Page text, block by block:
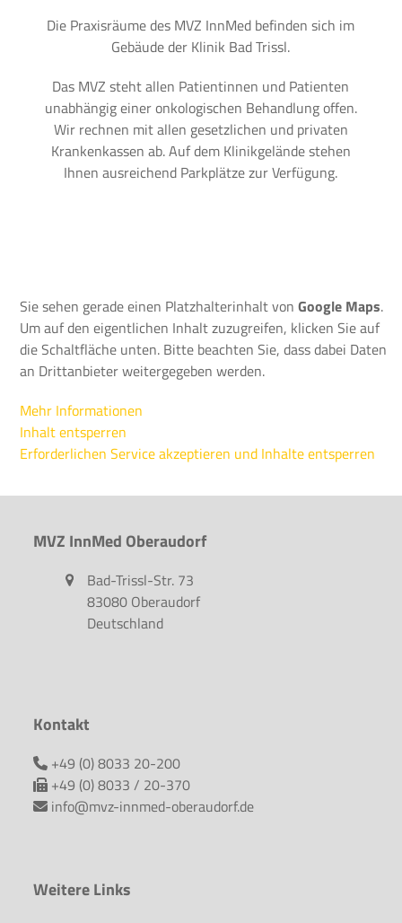
Die Praxisräume des MVZ InnMed befinden sich im
Gebäude der Klinik Bad Trissl.
Das MVZ steht allen Patientinnen und Patienten
unabhängig einer onkologischen Behandlung offen.
Wir rechnen mit allen gesetzlichen und privaten
Krankenkassen ab. Auf dem Klinikgelände stehen
Ihnen ausreichend Parkplätze zur Verfügung.
Sie sehen gerade einen Platzhalterinhalt vonGoogle Maps.
Um auf den eigentlichen Inhalt zuzugreifen, klicken Sie auf
die Schaltfläche unten. Bitte beachten Sie, dass dabei Daten
an Drittanbieter weitergegeben werden.
Mehr Informationen
Inhalt entsperren
Erforderlichen Service akzeptieren und Inhalte entsperren
MVZ InnMed Oberaudorf
Bad-Trissl-Str. 73
83080 Oberaudorf
Deutschland
Kontakt
+49 (0) 8033 20-200
+49 (0) 8033 / 20-370
info@mvz-innmed-oberaudorf.de
Weitere Links